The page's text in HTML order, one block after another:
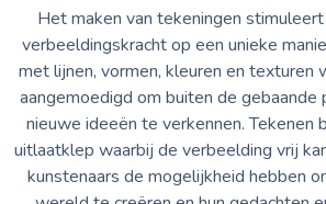
Het maken van tekeningen
verbeeldingskracht op een unieke
met lijnen, vormen, kleuren en texturen
aangemoedigd om buiten de gebaande
nieuwe ideeën te verkennen. Tekenen
uitlaatklep waarbij de verbeelding vrij
kunstenaars de mogelijkheid hebben